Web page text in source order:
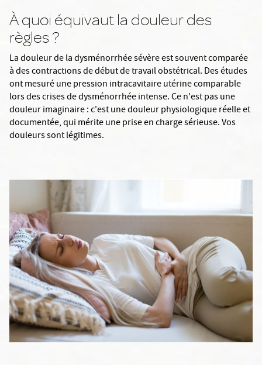
À quoi équivaut la douleur des
règles ?
La douleur de la dysménorrhée sévère est souvent comparée
à des contractions de début de travail obstétrical. Des études
ont mesuré une pression intracavitaire utérine comparable
lors des crises de dysménorrhée intense. Ce n'est pas une
douleur imaginaire : c'est une douleur physiologique réelle et
documentée, qui mérite une prise en charge sérieuse. Vos
douleurs sont légitimes.